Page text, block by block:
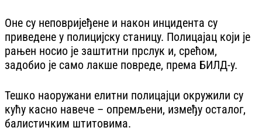
Оне су неповријеђене и након инцидента су
приведене у полицијску станицу. Полицајац који је
рањен носио је заштитни прслук и, срећом,
задобио је само лакше повреде, према БИЛД-у.
Тешко наоружани елитни полицајци окружили су
кућу касно навече – опремљени, између осталог,
балистичким штитовима.